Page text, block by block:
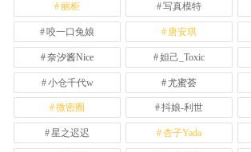
丽柜 写真模特
咬一口兔娘 唐安琪
奈汐酱Nice 妲己_Toxic
小仓千代w 尤蜜荟
微密圈 抖娘-利世
星之迟迟 杏子Yada